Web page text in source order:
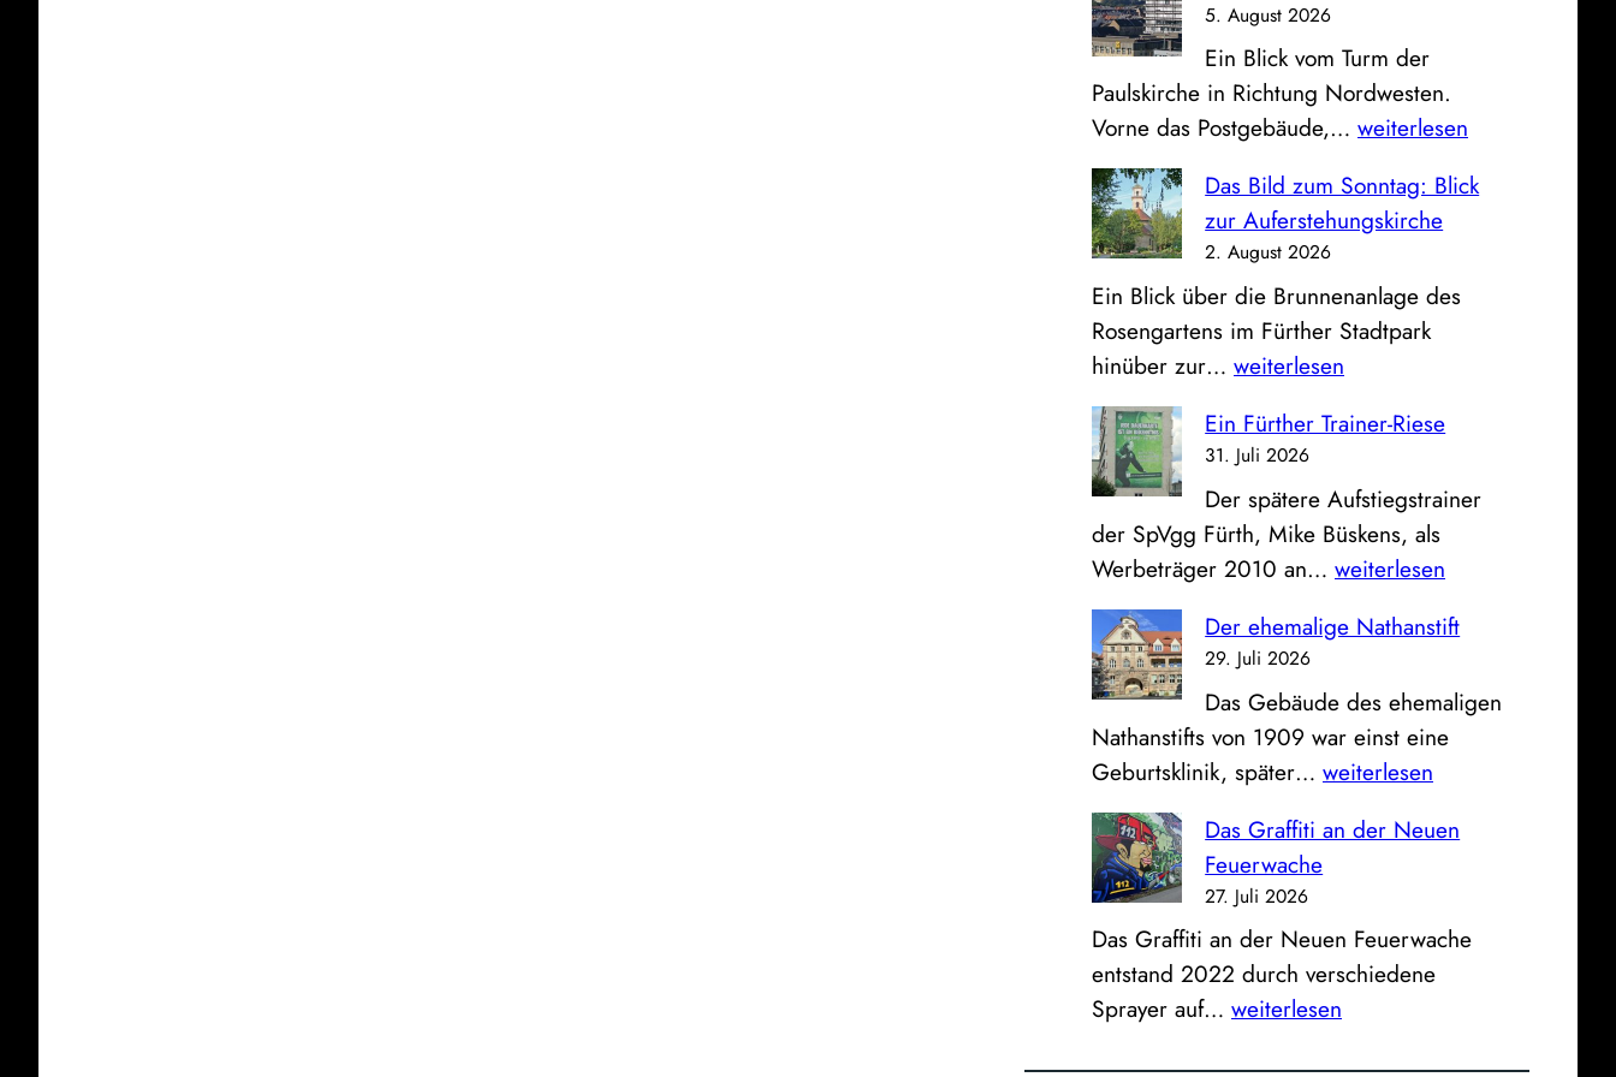
5. August 2026
Ein Blick vom Turm der
Paulskirche in Richtung Nordwesten.
Vorne das Postgebäude,… P
s
t
S
p
k
s
s
e
u
d
K
l
i
n
u
m
weiterlesen
Das Bild zum Sonntag: Blick
zur Auferstehungskirche
2. August 2026
Ein Blick über die Brunnenanlage des
Rosengartens im Fürther Stadtpark
hinüber zur… D
s
B
i
l
d
u
m
S
o
n
a
B
l
i
weiterlesen
Ein Fürther Trainer-Riese
31. Juli 2026
Der spätere Aufstiegstrainer
der SpVgg Fürth, Mike Büskens, als
Werbeträger 2010 an… E
n
ü
r
t
e
r
a
i
weiterlesen
Der ehemalige Nathanstift
29. Juli 2026
Das Gebäude des ehemaligen
Nathanstifts von 1909 war einst eine
Geburtsklinik, später… D
r
e
e
m
a
weiterlesen
Das Graffiti an der Neuen
Feuerwache
27. Juli 2026
Das Graffiti an der Neuen Feuerwache
entstand 2022 durch verschiedene
Sprayer auf… D
weiterlesen